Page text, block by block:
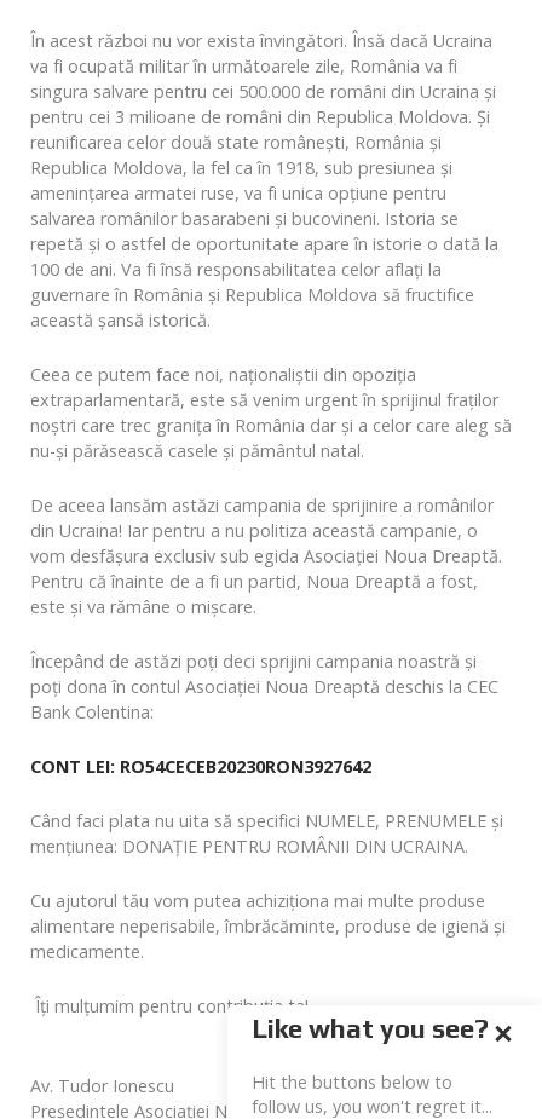
În acest război nu vor exista învingători. Însă dacă Ucraina
va fi ocupată militar în următoarele zile, România va fi
singura salvare pentru cei 500.000 de români din Ucraina și
pentru cei 3 milioane de români din Republica Moldova. Și
reunificarea celor două state românești, România și
Republica Moldova, la fel ca în 1918, sub presiunea și
amenințarea armatei ruse, va fi unica opțiune pentru
salvarea românilor basarabeni și bucovineni. Istoria se
repetă și o astfel de oportunitate apare în istorie o dată la
100 de ani. Va fi însă responsabilitatea celor aflați la
guvernare în România și Republica Moldova să fructifice
această șansă istorică.
Ceea ce putem face noi, naționaliștii din opoziția
extraparlamentară, este să venim urgent în sprijinul fraților
noștri care trec granița în România dar și a celor care aleg să
nu-și părăsească casele și pământul natal.
De aceea lansăm astăzi campania de sprijinire a românilor
din Ucraina! Iar pentru a nu politiza această campanie, o
vom desfășura exclusiv sub egida Asociației Noua Dreaptă.
Pentru că înainte de a fi un partid, Noua Dreaptă a fost,
este și va rămâne o mișcare.
Începând de astăzi poți deci sprijini campania noastră și
poți dona în contul Asociației Noua Dreaptă deschis la CEC
Bank Colentina:
CONT LEI: RO54CECEB20230RON3927642
Când faci plata nu uita să specifici NUMELE, PRENUMELE și
mențiunea: DONAŢIE PENTRU ROMÂNII DIN UCRAINA.
Cu ajutorul tău vom putea achiziționa mai multe produse
alimentare neperisabile, îmbrăcăminte, produse de igienă și
medicamente.
Îți mulțumim pentru contribuția ta!
Av. Tudor Ionescu
Președintele Asociației Noua Dreaptă
Like what you see?
Hit the buttons below to
follow us, you won't regret it...